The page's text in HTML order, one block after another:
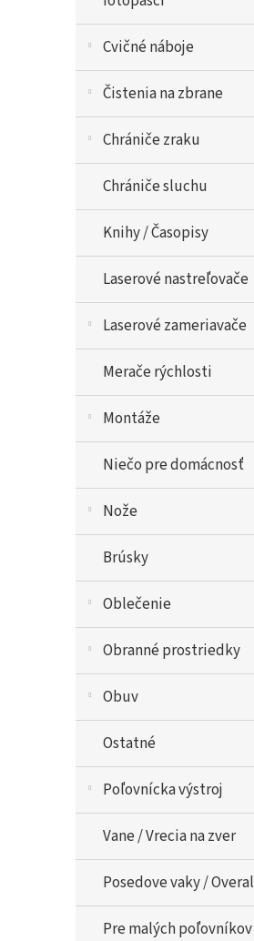
Cvičné náboje
Čistenia na zbrane
Chrániče zraku
Chrániče sluchu
Knihy / Časopisy
Laserové nastreľovače
Laserové zameriavače
Merače rýchlosti
Montáže
Niečo pre domácnosť
Nože
Brúsky
Oblečenie
Obranné prostriedky
Obuv
Ostatné
Poľovnícka výstroj
Vane / Vrecia na zver
Posedove vaky / Overal
Pre malých poľovníkov